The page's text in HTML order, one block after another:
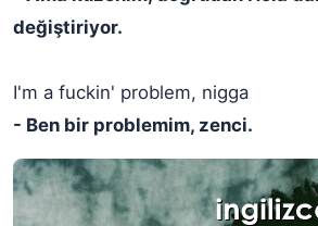
değiştiriyor.
I'm a fuckin' problem, nigga
- Ben bir problemim, zenci.